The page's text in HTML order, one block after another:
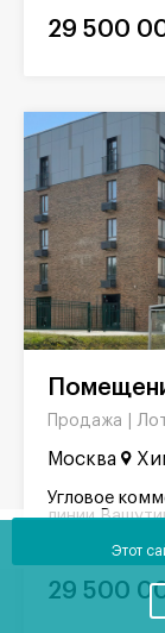
29 500
Продажа |
Москва
Угловое
линии
поток
остановки...
29 500
Этот